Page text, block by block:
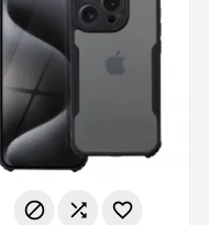
  